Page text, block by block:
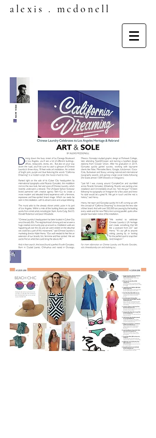
alexis . mcdonell